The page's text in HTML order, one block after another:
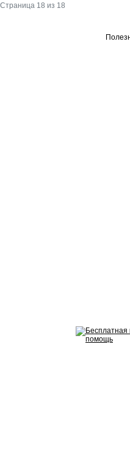
Страница 18 из 18